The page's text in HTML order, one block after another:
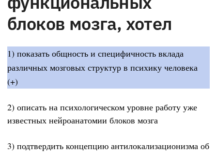
блоков мозга, хотел
1) показать общность и специфичность вклада
различных мозговых структур в психику человека
(+)
2) описать на психологическом уровне работу уже
известных нейроанатомии блоков мозга
3) подтвердить концепцию антилокализационизма об